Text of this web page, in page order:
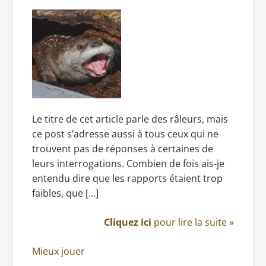
Le titre de cet article parle des râleurs, mais
ce post s’adresse aussi à tous ceux qui ne
trouvent pas de réponses à certaines de
leurs interrogations. Combien de fois ais-je
entendu dire que les rapports étaient trop
faibles, que […]
Cliquez ici pour lire la suite »
Mieux jouer